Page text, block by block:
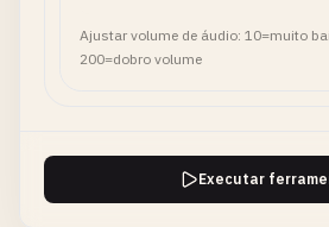
Ajustar volume de áudio: 10=muito
200=dobro volume
Executar